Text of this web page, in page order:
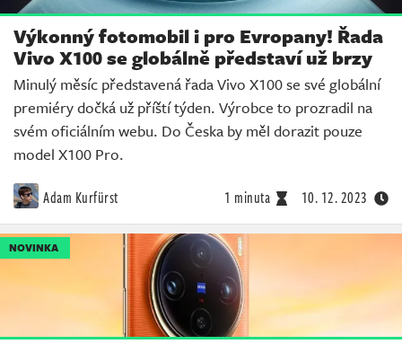
Výkonný fotomobil i pro Evropany! Řada
Vivo X100 se globálně představí už brzy
Minulý měsíc představená řada Vivo X100 se své globální
premiéry dočká už příští týden. Výrobce to prozradil na
svém oficiálním webu. Do Česka by měl dorazit pouze
model X100 Pro.
Adam Kurfürst 1 minuta 10. 12. 2023
NOVINKA